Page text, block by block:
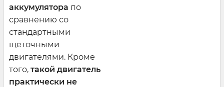
аккумулятора по
сравнению со
стандартными
щеточными
двигателями. Кроме
того, такой двигатель
практически не